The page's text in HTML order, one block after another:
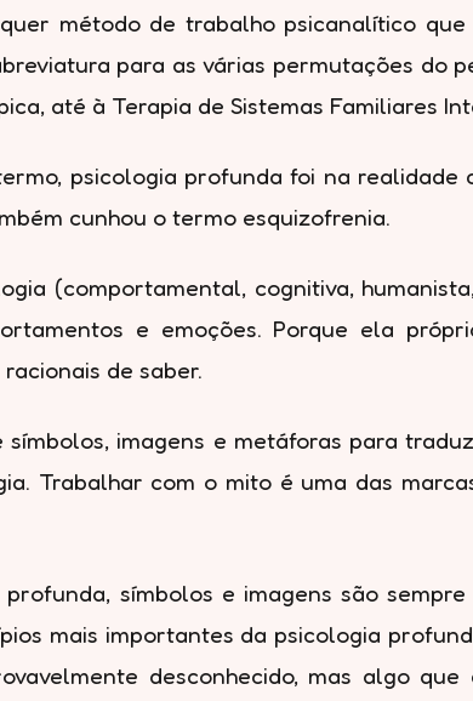
método de trabalho psicanalítico
para as várias permutações do
até à Terapia de Sistemas Familiares
psicologia profunda foi na
cunhou o termo esquizofrenia.
(comportamental, cognitiva,
e emoções. Porque ela
de saber.
imagens e metáforas para
Trabalhar com o mito é uma das
símbolos e imagens são
mais importantes da psicologia
desconhecido, mas algo que